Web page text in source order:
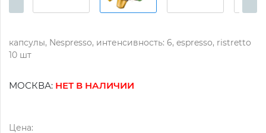
капсулы, Nespressо, интенсивность: 6, espressо, ristretto
10 шт
МОСКВА: НЕТ В НАЛИЧИИ
Цена: